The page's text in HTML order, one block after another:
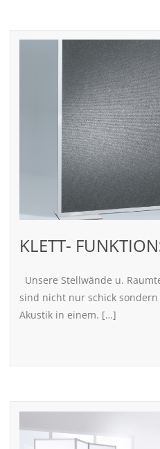
KLETT-
Unsere Stellwände u.
sind nicht nur schick
Akustik in einem. […]